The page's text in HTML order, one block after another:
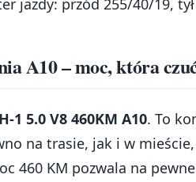
A10 – moc, która
1 5.0 V8 460KM A10. To
na trasie, jak i w
460 KM pozwala na